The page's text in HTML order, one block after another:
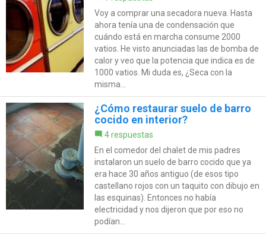
Voy a comprar una secadora nueva. Hasta
ahora tenía una de condensación que
cuándo está en marcha consume 2000
vatios. He visto anunciadas las de bomba de
calor y veo que la potencia que indica es de
1000 vatios. Mi duda es, ¿Seca con la
misma...
¿Cómo restaurar suelo de barro
cocido en interior?
4 respuestas
En el comedor del chalet de mis padres
instalaron un suelo de barro cocido que ya
era hace 30 años antiguo (de esos tipo
castellano rojos con un taquito con dibujo en
las esquinas). Entonces no había
electricidad y nos dijeron que por eso no
podían...